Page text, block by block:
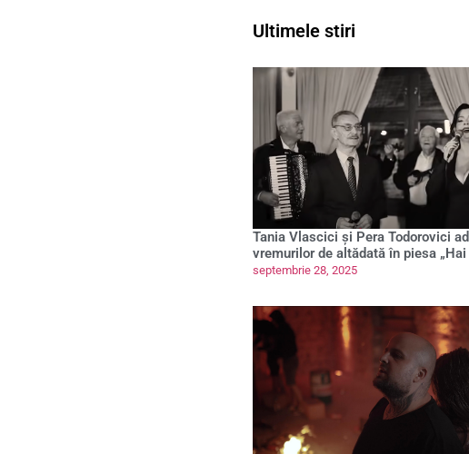
Ultimele stiri
Tania Vlascici și Pera Todorovici
vremurilor de altădată în piesa „Hai
septembrie 28, 2025